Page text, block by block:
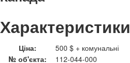
Характеристики
Ціна:
500 $ + комунальні
№ об'єкта:
112-044-000